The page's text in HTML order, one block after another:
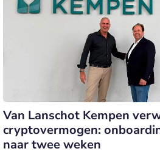
Van Lanschot Kempen
cryptovermogen:
naar twee weken